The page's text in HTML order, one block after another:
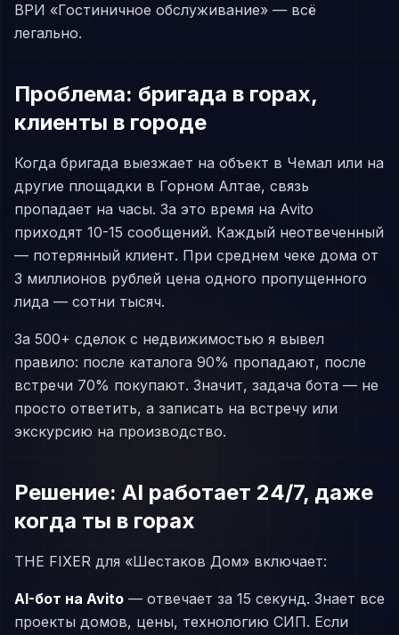
ВРИ «Гостиничное обслуживание» — всё
легально.
Проблема: бригада в горах,
клиенты в городе
Когда бригада выезжает на объект в Чемал или на
другие площадки в Горном Алтае, связь
пропадает на часы. За это время на Avito
приходят 10-15 сообщений. Каждый неотвеченный
— потерянный клиент. При среднем чеке дома от
3 миллионов рублей цена одного пропущенного
лида — сотни тысяч.
За 500+ сделок с недвижимостью я вывел
правило: после каталога 90% пропадают, после
встречи 70% покупают. Значит, задача бота — не
просто ответить, а записать на встречу или
экскурсию на производство.
Решение: AI работает 24/7, даже
когда ты в горах
THE FIXER для «Шестаков Дом» включает:
AI-бот на Avito — отвечает за 15 секунд. Знает все
проекты домов, цены, технологию СИП. Если